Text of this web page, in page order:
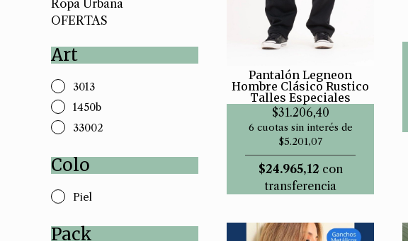
Ropa Urbana
OFERTAS
Art
3013
1450b
33002
Colo
Piel
Pack
Pantalón Legneon
Hombre Clásico Rustico
Talles Especiales
$31.206,40
6 cuotas sin interés de
$5.201,07
$24.965,12 con
transferencia